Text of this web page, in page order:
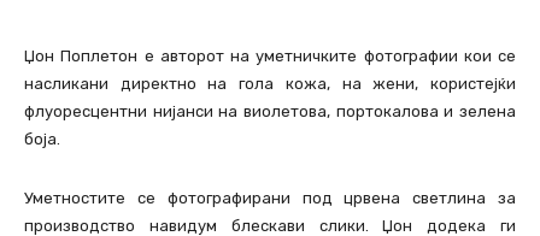
Џон Поплетон е авторот на уметничките фотографии кои се
насликани директно на гола кожа, на жени, користејќи
флуоресцентни нијанси на виолетова, портокалова и зелена
боја.
Уметностите се фотографирани под црвена светлина за
производство навидум блескави слики. Џон додека ги